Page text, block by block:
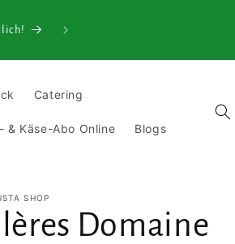
Catering
& Käse-Abo Online Blogs
SHOP
Domaine